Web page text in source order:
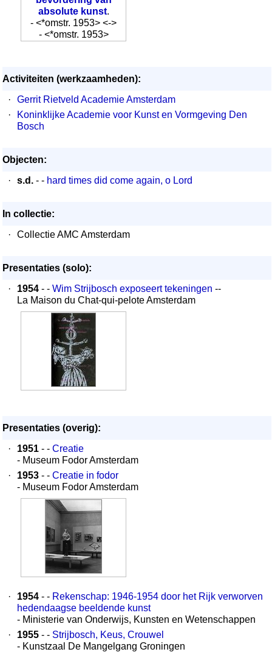
absolute kunst.
- <*omstr. 1953> <->
- <*omstr. 1953>
Activiteiten (werkzaamheden):
·
Gerrit Rietveld Academie Amsterdam
·
Koninklijke Academie voor Kunst en Vormgeving Den
Bosch
Objecten:
·
s.d. - - hard times did come again, o Lord
In collectie:
·
Collectie AMC Amsterdam
Presentaties (solo):
·
1954 - - Wim Strijbosch exposeert tekeningen --
La Maison du Chat-qui-pelote Amsterdam
Presentaties (overig):
·
1951 - - Creatie
- Museum Fodor Amsterdam
·
1953 - - Creatie in fodor
- Museum Fodor Amsterdam
· 1954 - - Rekenschap: 1946-1954 door het Rijk verworven
hedendaagse beeldende kunst
- Ministerie van Onderwijs, Kunsten en Wetenschappen
·
1955 - - Strijbosch, Keus, Crouwel
- Kunstzaal De Mangelgang Groningen